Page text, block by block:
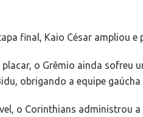
final, Kaio César ampliou
o Grêmio ainda
obrigando a equipe
o Corinthians administrou